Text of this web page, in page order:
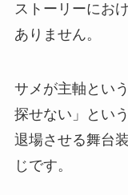
ストーリーにお
ありません。
サメが主軸とい
探せない」とい
退場させる舞台
じです。